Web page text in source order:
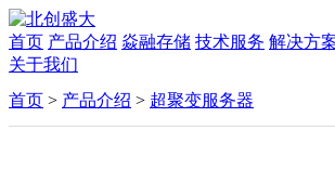
首页 产品介绍 焱融存储 技术服务 解决方
关于我们
首页 > 产品介绍 > 超聚变服务器